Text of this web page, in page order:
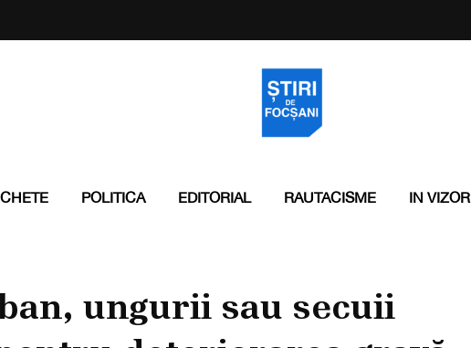
POLITICA EDITORIAL RAUTACISME IN VIZOR
ungurii sau secuii